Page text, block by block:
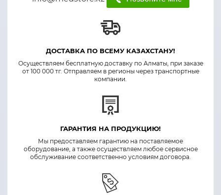
ДОСТАВКА ПО ВСЕМУ КАЗАХСТАНУ!
Осуществляем бесплатную доставку по Алматы, при заказе
от 100 000 тг. Отправляем в регионы через транспортные
компании.
ГАРАНТИЯ НА ПРОДУКЦИЮ!
Мы предоставляем гарантию на поставляемое
оборудование, а также осуществляем любое сервисное
обслуживание соответственно условиям договора.